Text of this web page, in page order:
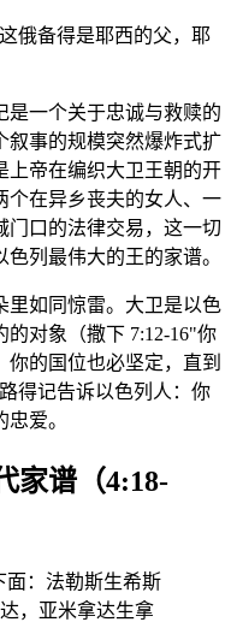
俄备得是耶西的父，耶
是一个关于忠诚与救赎的
叙事的规模突然爆炸式扩
上帝在编织大卫王朝的开
个在异乡丧夫的女人、一
门口的法律交易，这一切
列最伟大的王的家谱。
里如同惊雷。大卫是以色
对象（撒下 7:12-16"你
的国位也必坚定，直到
得记告诉以色列人：你
爱。
家谱（4:18-
面：法勒斯生希斯
，亚米拿达生拿